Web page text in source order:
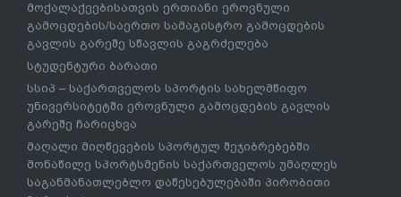
მოქალაქეებისათვის ერთიანი ეროვნული
გამოცდების/საერთო სამაგისტრო გამოცდების
გავლის გარეშე სწავლის გაგრძელება
სტუდენტური ბარათი
სსიპ – საქართველოს სპორტის სახელმწიფო
უნივერსიტეტში ეროვნული გამოცდების გავლის
გარეშე ჩარიცხვა
მაღალი მიღწევების სპორტულ შეჯიბრებებში
მონაწილე სპორტსმენის საქართველოს უმაღლეს
საგანმანათლებლო დაწესებულებაში პირობითი